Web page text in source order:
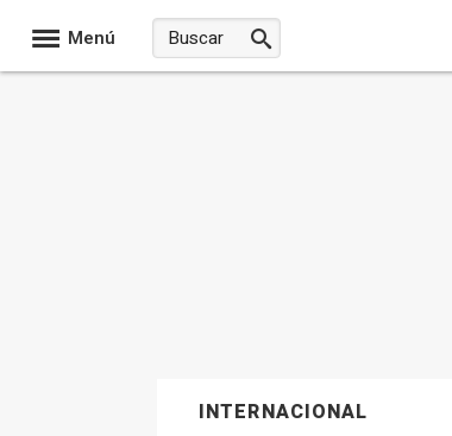
Menú
INTERNACIONAL